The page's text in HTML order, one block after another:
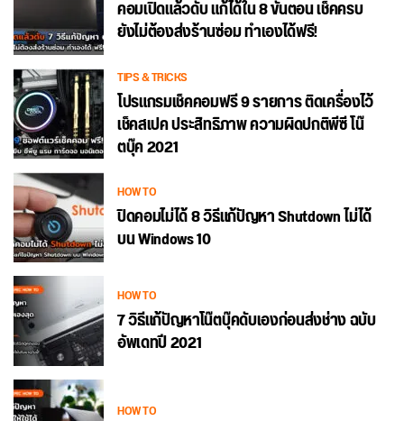
คอมเปิดแล้วดับ แก้ได้ใน 8 ขั้นตอน เช็คครบ
ยังไม่ต้องส่งร้านซ่อม ทำเองได้ฟรี!
TIPS & TRICKS
โปรแกรมเช็คคอมฟรี 9 รายการ ติดเครื่องไว้
เช็คสเปค ประสิทธิภาพ ความผิดปกติพีซี โน๊
ตบุ๊ค 2021
HOW TO
ปิดคอมไม่ได้ 8 วิธีแก้ปัญหา Shutdown ไม่ได้
บน Windows 10
HOW TO
7 วิธีแก้ปัญหาโน๊ตบุ๊คดับเองก่อนส่งช่าง ฉบับ
อัพเดทปี 2021
HOW TO